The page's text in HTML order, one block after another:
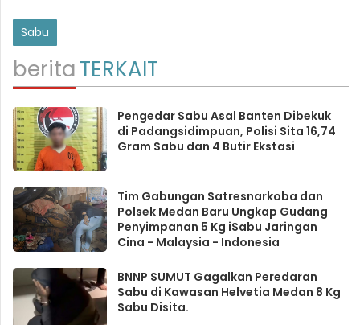
Sabu
beritaTERKAIT
Pengedar Sabu Asal Banten Dibekuk
di Padangsidimpuan, Polisi Sita 16,74
Gram Sabu dan 4 Butir Ekstasi
Tim Gabungan Satresnarkoba dan
Polsek Medan Baru Ungkap Gudang
Penyimpanan 5 Kg iSabu Jaringan
Cina - Malaysia - Indonesia
BNNP SUMUT Gagalkan Peredaran
Sabu di Kawasan Helvetia Medan 8 Kg
Sabu Disita.